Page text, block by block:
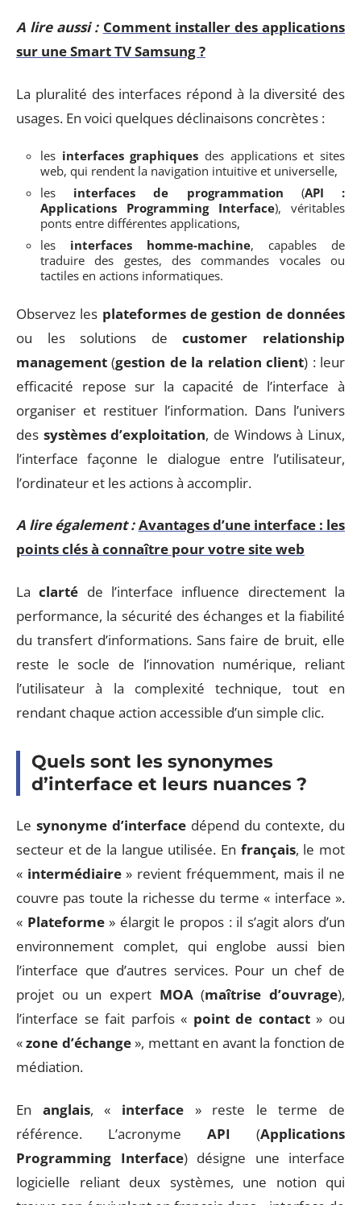
A lire aussi : Comment installer des applications
sur une Smart TV Samsung ?
La pluralité des interfaces répond à la diversité des
usages. En voici quelques déclinaisons concrètes :
les interfaces graphiques des applications et sites
web, qui rendent la navigation intuitive et universelle,
les interfaces de programmation (API :
Applications Programming Interface), véritables
ponts entre différentes applications,
les interfaces homme-machine, capables de
traduire des gestes, des commandes vocales ou
tactiles en actions informatiques.
Observez les plateformes de gestion de données
ou les solutions decustomer relationship
management (gestion de la relation client) : leur
efficacité repose sur la capacité de l’interface à
organiser et restituer l’information. Dans l’univers
des systèmes d’exploitation, de Windows à Linux,
l’interface façonne le dialogue entre l’utilisateur,
l’ordinateur et les actions à accomplir.
A lire également : Avantages d’une interface : les
points clés à connaître pour votre site web
Laclarté de l’interface influence directement la
performance, la sécurité des échanges et la fiabilité
du transfert d’informations. Sans faire de bruit, elle
reste le socle de l’innovation numérique, reliant
l’utilisateur à la complexité technique, tout en
rendant chaque action accessible d’un simple clic.
Quels sont les synonymes
d’interface et leurs nuances ?
Le synonyme d’interface dépend du contexte, du
secteur et de la langue utilisée. En français, le mot
« intermédiaire» revient fréquemment, mais il ne
couvre pas toute la richesse du terme « interface ».
« Plateforme» élargit le propos : il s’agit alors d’un
environnement complet, qui englobe aussi bien
l’interface que d’autres services. Pour un chef de
projet ou un expert MOA(maîtrise d’ouvrage),
l’interface se fait parfois « point de contact» ou
«zone d’échange», mettant en avant la fonction de
médiation.
En anglais, « interface» reste le terme de
référence. L’acronyme API (Applications
Programming Interface) désigne une interface
logicielle reliant deux systèmes, une notion qui